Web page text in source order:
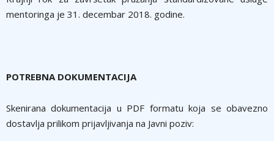
mentoringa je 31. decembar 2018. godine.
POTREBNA DOKUMENTACIJA
Skenirana dokumentacija u PDF formatu koja se obavezno
dostavlja prilikom prijavljivanja na Javni poziv: